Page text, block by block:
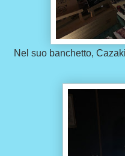
Nel suo banchetto,